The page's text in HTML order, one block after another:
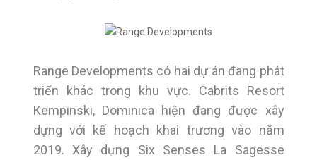
Range Developments có hai dự án đang phát
triển khác trong khu vực. Cabrits Resort
Kempinski, Dominica hiện đang được xây
dựng với kế hoạch khai trương vào năm
2019. Xây dựng Six Senses La Sagesse